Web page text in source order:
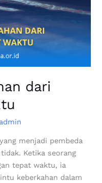
dari
admin
menjadi pembeda
Ketika seorang
tepat waktu, ia
keberkahan dalam